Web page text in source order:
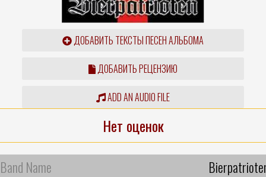
ДОБАВИТЬ ТЕКСТЫ ПЕСЕН АЛЬБОМА
ДОБАВИТЬ РЕЦЕНЗИЮ
ADD AN AUDIO FILE
Нет оценок
Band Name